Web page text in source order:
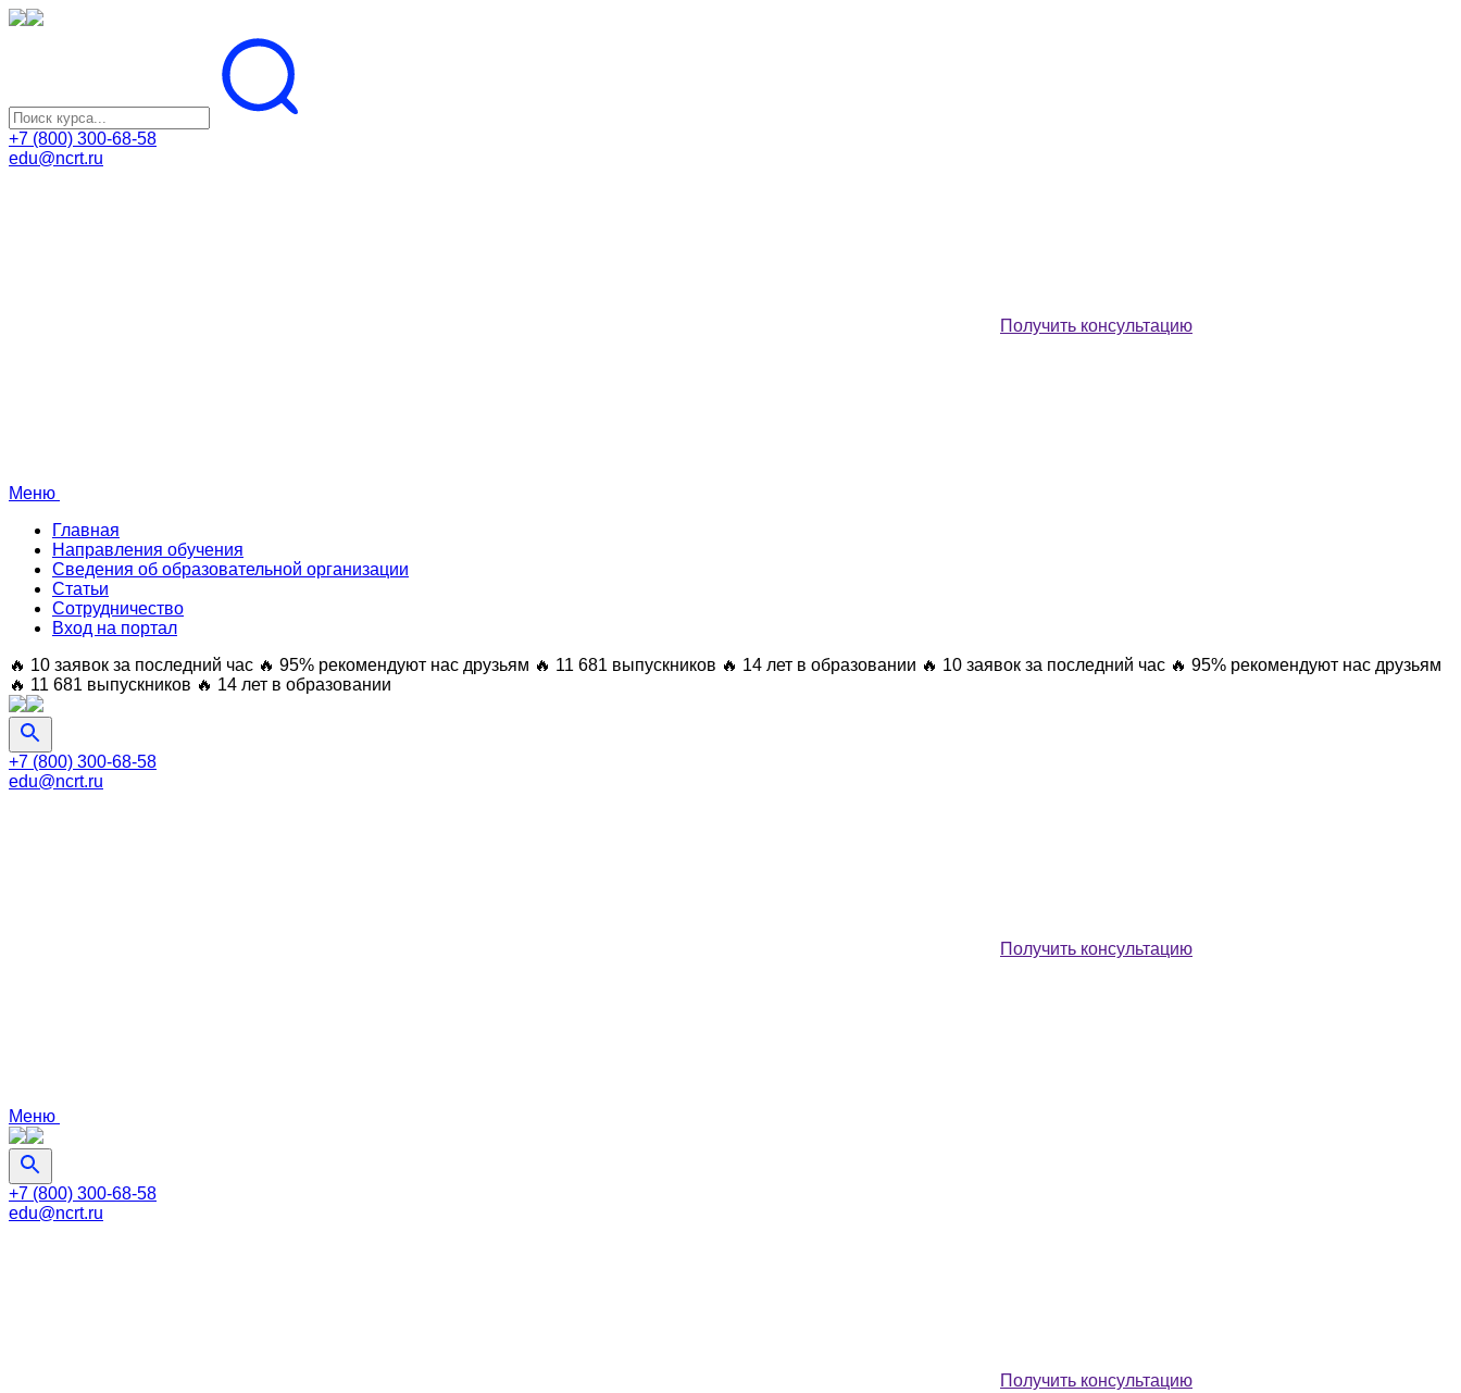
+7 (800) 300-68-58
edu@ncrt.ru
Получить консультацию
Меню
Главная
Направления обучения
Сведения об образовательной организации
Статьи
Сотрудничество
Вход на портал
🔥 10 заявок за последний час 🔥 95% рекомендуют нас друзьям 🔥 11 681 выпускников 🔥 14 лет в образовании 🔥 10 заявок за последний час 🔥 95% рекомендуют нас друзьям
🔥 11 681 выпускников 🔥 14 лет в образовании
+7 (800) 300-68-58
edu@ncrt.ru
Получить консультацию
Меню
+7 (800) 300-68-58
edu@ncrt.ru
Получить консультацию